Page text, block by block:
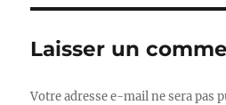
Laisser un
Votre adresse e-mail ne sera pas